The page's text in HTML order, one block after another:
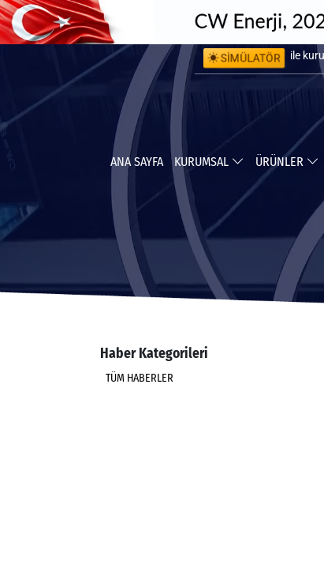
SİMÜLATÖR
ile
ile
ANA SAYFA KURUMSAL ÜRÜNLER
Haber Kategorileri
TÜM HABERLER